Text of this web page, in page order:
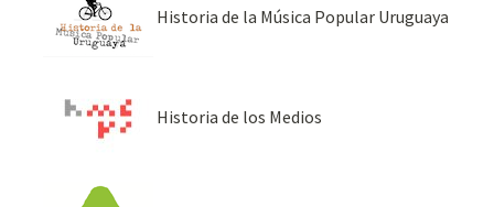
Historia de la Música Popular Uruguaya
Historia de los Medios